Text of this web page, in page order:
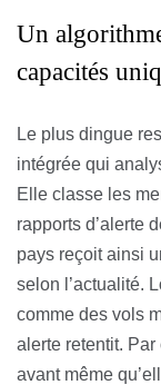
Un
capacités
Le plus dingue
intégrée qui
Elle classe les
rapports d’alerte
pays reçoit ainsi
selon l’actualité.
comme des vols
alerte retentit.
avant même